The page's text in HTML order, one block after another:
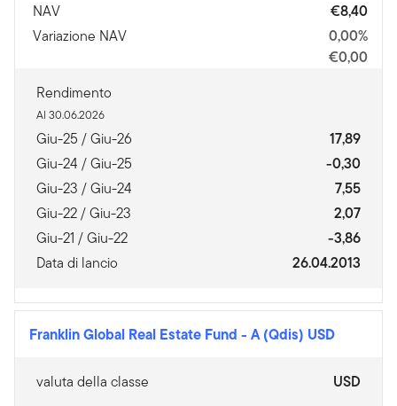
NAV
€8,40
Variazione NAV
0,00%
€0,00
Rendimento
Al 30.06.2026
Giu-25 / Giu-26
17,89
Giu-24 / Giu-25
-0,30
Giu-23 / Giu-24
7,55
Giu-22 / Giu-23
2,07
Giu-21 / Giu-22
-3,86
Data di lancio
26.04.2013
Franklin Global Real Estate Fund - A (Qdis) USD
valuta della classe USD